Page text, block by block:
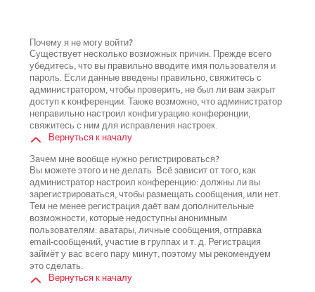
Почему я не могу войти?
Существует несколько возможных причин. Прежде всего
убедитесь, что вы правильно вводите имя пользователя и
пароль. Если данные введены правильно, свяжитесь с
администратором, чтобы проверить, не был ли вам закрыт
доступ к конференции. Также возможно, что администратор
неправильно настроил конфигурацию конференции,
свяжитесь с ним для исправления настроек.
Вернуться к началу
Зачем мне вообще нужно регистрироваться?
Вы можете этого и не делать. Всё зависит от того, как
администратор настроил конференцию: должны ли вы
зарегистрироваться, чтобы размещать сообщения, или нет.
Тем не менее регистрация даёт вам дополнительные
возможности, которые недоступны анонимным
пользователям: аватары, личные сообщения, отправка
email-сообщений, участие в группах и т. д. Регистрация
займёт у вас всего пару минут, поэтому мы рекомендуем
это сделать.
Вернуться к началу